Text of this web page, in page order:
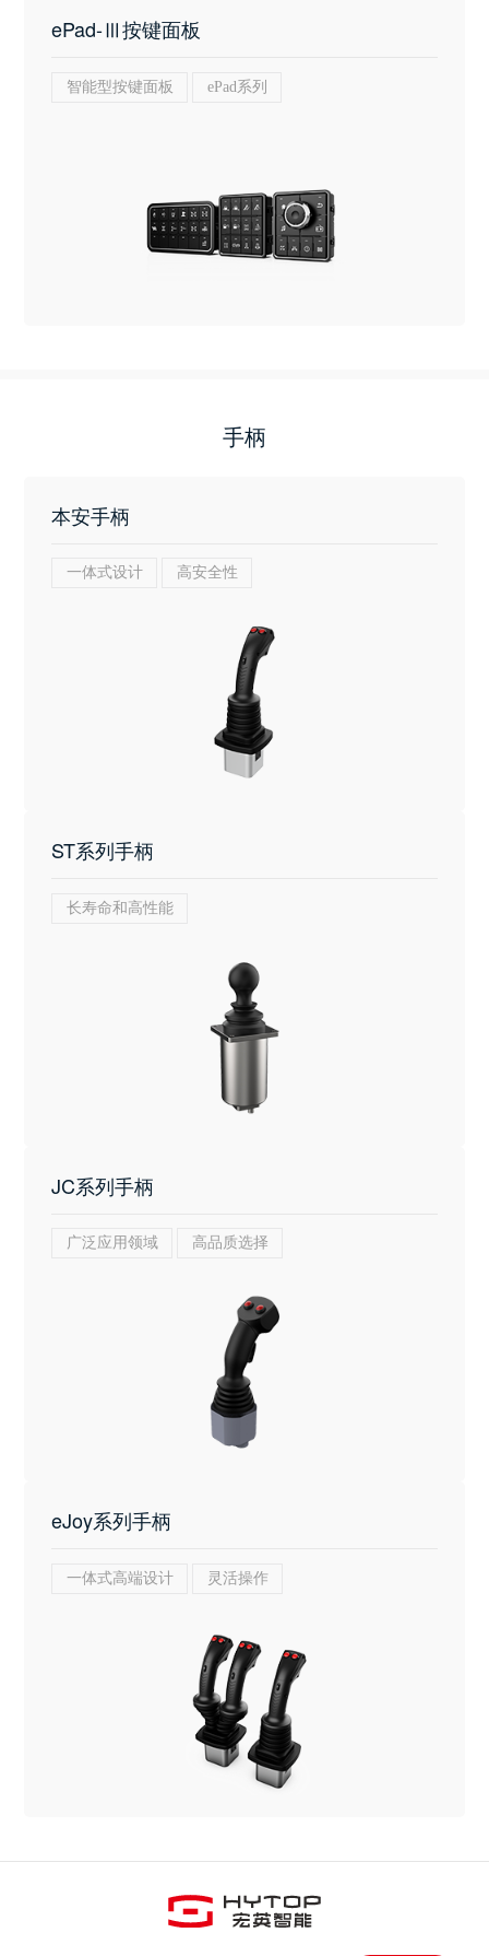
ePad-Ⅲ按键面板
智能型按键面板 ePad系列
手柄
本安手柄
一体式设计 高安全性
ST系列手柄
长寿命和高性能
JC系列手柄
广泛应用领域 高品质选择
eJoy系列手柄
一体式高端设计 灵活操作